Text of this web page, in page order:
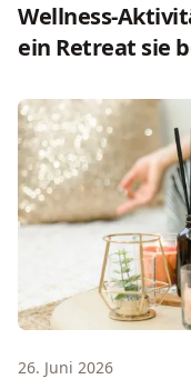
Wellness-
ein Retreat sie
Yoga-Retreat
26. Juni 2026